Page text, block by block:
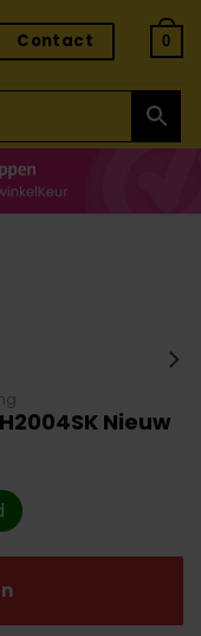
Contact 0
Nieuw